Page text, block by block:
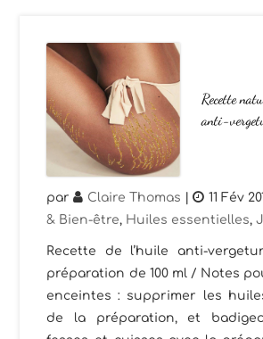
Recette
anti-
par Claire Thomas | 11 Fév
& Bien-être, Huiles essentielles,
Recette de l’huile anti-
préparation de 100 ml / Notes
enceintes : supprimer les
de la préparation, et